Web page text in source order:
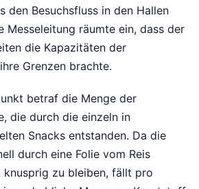
den Besuchsfluss in den Hallen
Messeleitung räumte ein, dass der
die Kapazitäten der
Grenzen brachte.
betraf die Menge der
die durch die einzeln in
Snacks entstanden. Da die
durch eine Folie vom Reis
zu bleiben, fällt pro